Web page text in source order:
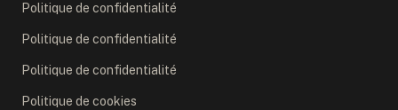
Politique de confidentialité
Politique de confidentialité
Politique de confidentialité
Politique de cookies